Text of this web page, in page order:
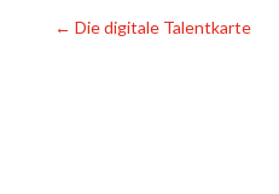
← Die digitale Talentkarte